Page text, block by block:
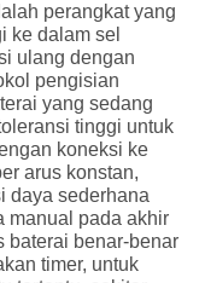
perangkat yang
ke dalam sel
ulang dengan
pengisian
yang sedang
tinggi untuk
koneksi ke
arus konstan,
daya sederhana
manual pada akhir
baterai benar-benar
timer, untuk